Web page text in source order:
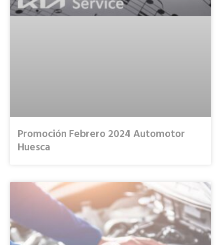
Promoción Febrero 2024 Automotor
Huesca